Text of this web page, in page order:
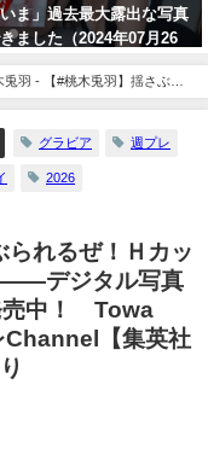
んねる【公式】さんより
兎羽 - 【#桃木兎羽】揺さぶら
タル写真集『Everyday
グラビア 週プレ
2026
られるぜ！Ｈカッ
――デジタル写真
売中！ Towa
【集英社